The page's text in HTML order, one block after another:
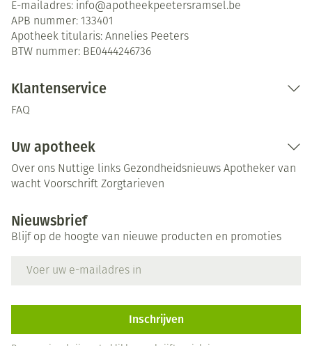
E-mailadres: info@apotheekpeetersramsel.be
APB nummer: 133401
Apotheek titularis: Annelies Peeters
BTW nummer: BE0444246736
Klantenservice
FAQ
Uw apotheek
Over ons Nuttige links Gezondheidsnieuws Apotheker van
wacht Voorschrift Zorgtarieven
Nieuwsbrief
Blijf op de hoogte van nieuwe producten en promoties
Inschrijven